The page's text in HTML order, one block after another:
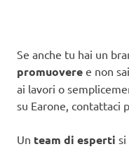
Se anche tu hai un
promuovere e non
ai lavori o
su Earone, contattaci
Un team di esperti